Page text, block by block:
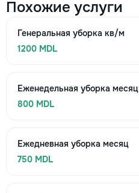
Похожие услуги
Генеральная уборка кв/м
1200 MDL
Еженедельная уборка месяц
800 MDL
Ежедневная уборка месяц
750 MDL